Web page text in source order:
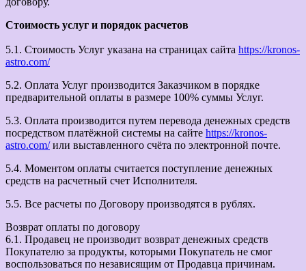
Стоимость услуг и порядок расчетов
5.1. Стоимость Услуг указана на страницах сайта https://kronos-
astro.com/
5.2. Оплата Услуг производится Заказчиком в порядке
предварительной оплаты в размере 100% суммы Услуг.
5.3. Оплата производится путем перевода денежных средств
посредством платёжной системы на сайте https://kronos-
astro.com/или выставленного счёта по электронной почте.
5.4. Моментом оплаты считается поступление денежных
средств на расчетный счет Исполнителя.
5.5. Все расчеты по Договору производятся в рублях.
Возврат оплаты по договору
6.1. Продавец не производит возврат денежных средств
Покупателю за продукты, которыми Покупатель не смог
воспользоваться по независящим от Продавца причинам.